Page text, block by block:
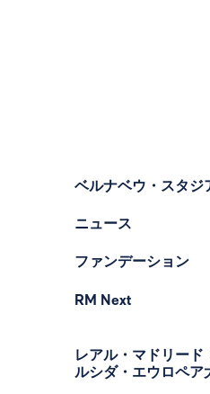
ベルナベウ・スタジ
ニュース
ファンデーション
RM Next
レアル・マドリード
ルシダ・エウロペア